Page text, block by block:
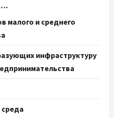
малого и среднего
инфраструктуру